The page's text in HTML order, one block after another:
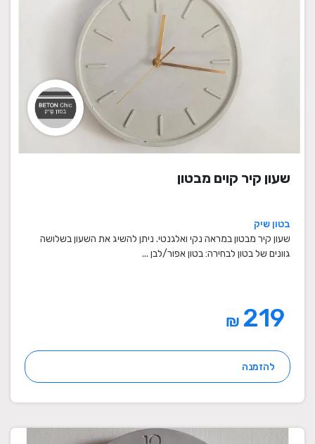
שעון קיר קוים מבטון
בטון שיק
שעון קיר מבטון במראה נקי ואלגנטי. ניתן להשיג את השעון בשלושה
גוונים של בטון לבחירה: בטון אפור/לבן ...
₪
להזמנה